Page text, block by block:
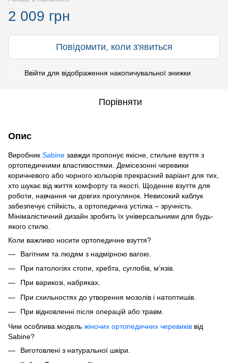
2 009 грн
Повідомити, коли з'явиться
Ввійти для відображення накопичувальної знижки
Порівняти
Опис
Виробник Sabine завжди пропонує якісне, стильне взуття з
ортопедичними властивостями. Демісезонні черевики
коричневого або чорного кольорів прекрасний варіант для тих,
хто шукає від життя комфорту та якості. Щоденне взуття для
роботи, навчання чи довгих прогулянок. Невисокий каблук
забезпечує стійкість, а ортопедична устілка – зручність.
Мінімалістичний дизайн зробить їх універсальними для будь-
якого стилю.
Коли важливо носити ортопедичне взуття?
Вагітним та людям з надмірною вагою.
При патологіях стопи, хребта, суглобів, м’язів.
При варикозі, набряках.
При схильностях до утворення мозолів і натоптишів.
При відновленні після операцій або травм.
Чим особлива модель жіночих ортопедичних черевиків від
Sabine?
Виготовлені з натуральної шкіри.